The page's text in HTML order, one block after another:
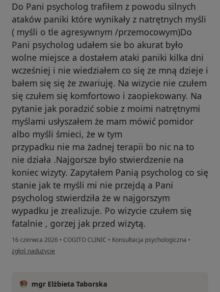
Do Pani psycholog trafiłem z powodu silnych
ataków paniki które wynikały z natrętnych myśli
( myśli o tle agresywnym /przemocowym)Do
Pani psycholog udałem sie bo akurat było
wolne miejsce a dostałem ataki paniki kilka dni
wcześniej i nie wiedziałem co się ze mną dzieje i
bałem się się że zwariuję. Na wizycie nie czułem
się czułem się komfortowo i zaopiekowany. Na
pytanie jak poradzić sobie z moimi natrętnymi
myślami usłyszałem że mam mówić pomidor
albo myśli śmieci, że w tym
przypadku nie ma żadnej terapii bo nic na to
nie działa .Najgorsze było stwierdzenie na
koniec wizyty. Zapytałem Panią psycholog co się
stanie jak te myśli mi nie przejdą a Pani
psycholog stwierdziła że w najgorszym
wypadku je zrealizuje. Po wizycie czułem się
fatalnie , gorzej jak przed wizytą.
16 czerwca 2026 • COGITO CLINIC • Konsultacja psychologiczna •
w opinii użytkownika OCD
zgłoś nadużycie
mgr Elżbieta Taborska